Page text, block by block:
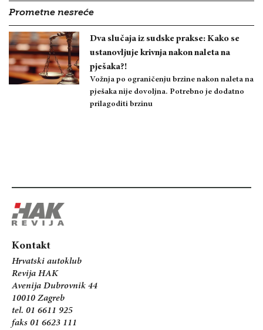
Prometne nesreće
Dva slučaja iz sudske prakse: Kako se
ustanovljuje krivnja nakon naleta na
pješaka?!
Vožnja po ograničenju brzine nakon naleta na
pješaka nije dovoljna. Potrebno je dodatno
prilagoditi brzinu
Kontakt
Hrvatski autoklub
Revija HAK
Avenija Dubrovnik 44
10010 Zagreb
tel. 01 6611 925
faks 01 6623 111